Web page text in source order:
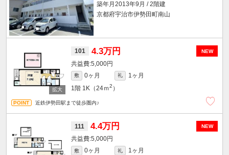
築年月2013年9月 / 2階建
京都府宇治市伊勢田町南山
NEW
101 4.3万円
5,000円
敷 0ヶ月 礼
1ヶ月
1階 1K（24ｍ2 ）
近鉄伊勢田駅まで徒歩圏内♪
NEW
111 4.4万円
5,000円
敷 0ヶ月 礼
1ヶ月